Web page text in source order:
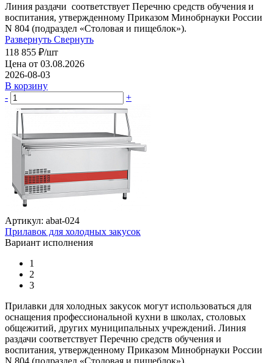
Линия раздачи соответствует Перечню средств обучения и
воспитания, утвержденному Приказом Минобрнауки России
N 804 (подраздел «Столовая и пищеблок»).
Развернуть Свернуть
118 855 ₽/шт
Цена от 03.08.2026
2026-08-03
В корзину
-
+
Артикул: abat-024
Прилавок для холодных закусок
Вариант исполнения
1
2
3
Прилавки для холодных закусок могут использоваться для
оснащения профессиональной кухни в школах, столовых
общежитий, других муниципальных учреждений. Линия
раздачи соответствует Перечню средств обучения и
воспитания, утвержденному Приказом Минобрнауки России
N 804 (подраздел «Столовая и пищеблок»).